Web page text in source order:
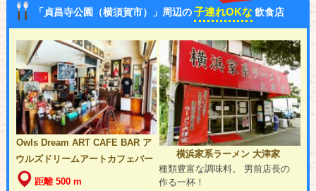
「貞昌寺公園（横須賀市）」周辺の子連れOKな 飲食店
Owls Dream ART CAFE BAR ア
ウルズドリームアートカフェバー
距離 500 m
横浜家系ラーメン 大津家
種類豊富な調味料。 男前店長の
作る一杯！